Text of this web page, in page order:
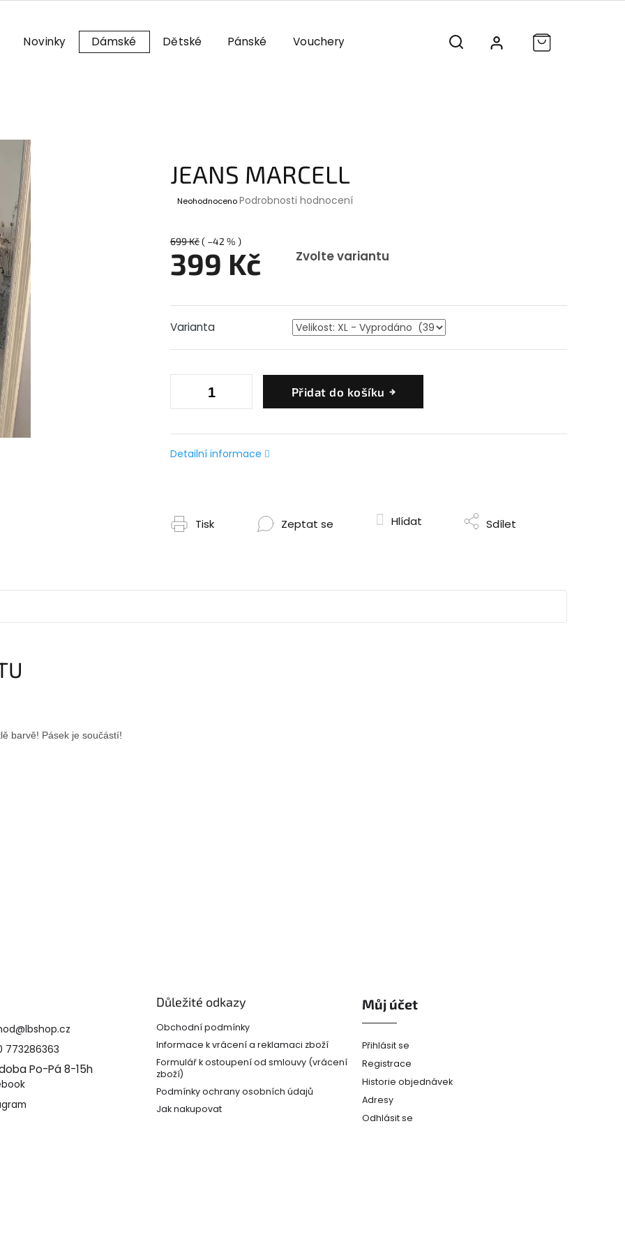
Novinky Dámské Dětské Pánské Vouchery Výprodej
JEANS MARCELL
Průměrné
je
0,0
z
5
NeohodnocenoPodrobnosti hodnocení
699 Kč ( –42 % )
399 Kč Zvolte variantu
cena:
Varianta
Přidat do košíku
Detailní informace
Tisk Zeptat se Hlídat Sdílet
barvě! Pásek je součástí!
@lbshop.cz
773286363
Po-Pá 8-15h
Důležité odkazy
Obchodní podmínky
Informace k vrácení a reklamaci zboží
Formulář k ostoupení od smlouvy (vrácení
zboží)
Podmínky ochrany osobních údajů
Jak nakupovat
Můj účet
Přihlásit se
Registrace
Historie objednávek
Adresy
Odhlásit se